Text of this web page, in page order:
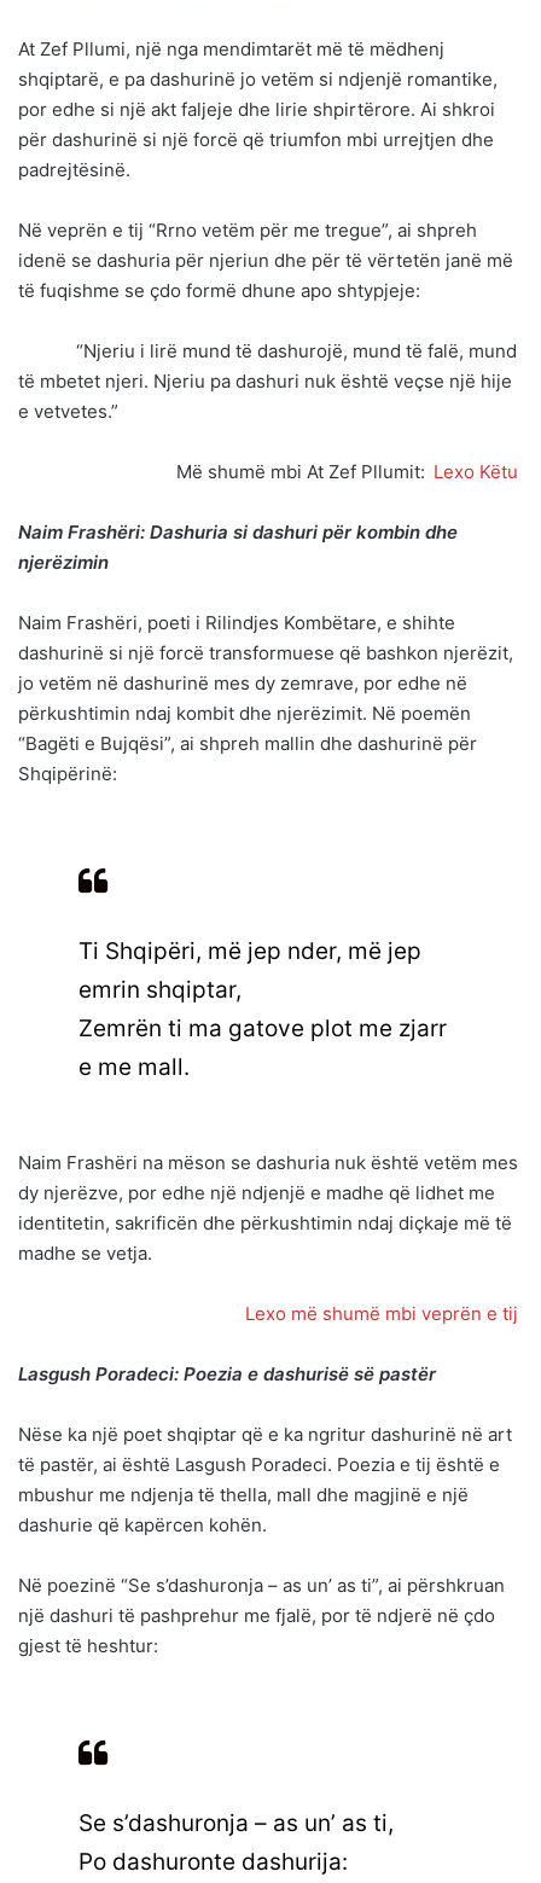
At Zef Pllumi, një nga mendimtarët më të mëdhenj
shqiptarë, e pa dashurinë jo vetëm si ndjenjë romantike,
por edhe si një akt faljeje dhe lirie shpirtërore. Ai shkroi
për dashurinë si një forcë që triumfon mbi urrejtjen dhe
padrejtësinë.
Në veprën e tij “Rrno vetëm për me tregue”, ai shpreh
idenë se dashuria për njeriun dhe për të vërtetën janë më
të fuqishme se çdo formë dhune apo shtypjeje:
“Njeriu i lirë mund të dashurojë, mund të falë, mund
të mbetet njeri. Njeriu pa dashuri nuk është veçse një hije
e vetvetes.”
Më shumë mbi At Zef Pllumit: Lexo Këtu
Naim Frashëri: Dashuria si dashuri për kombin dhe
njerëzimin
Naim Frashëri, poeti i Rilindjes Kombëtare, e shihte
dashurinë si një forcë transformuese që bashkon njerëzit,
jo vetëm në dashurinë mes dy zemrave, por edhe në
përkushtimin ndaj kombit dhe njerëzimit. Në poemën
“Bagëti e Bujqësi”, ai shpreh mallin dhe dashurinë për
Shqipërinë:
Ti Shqipëri, më jep nder, më jep
emrin shqiptar,
Zemrën ti ma gatove plot me zjarr
e me mall.
Naim Frashëri na mëson se dashuria nuk është vetëm mes
dy njerëzve, por edhe një ndjenjë e madhe që lidhet me
identitetin, sakrificën dhe përkushtimin ndaj diçkaje më të
madhe se vetja.
Lexo më shumë mbi veprën e tij
Lasgush Poradeci: Poezia e dashurisë së pastër
Nëse ka një poet shqiptar që e ka ngritur dashurinë në art
të pastër, ai është Lasgush Poradeci. Poezia e tij është e
mbushur me ndjenja të thella, mall dhe magjinë e një
dashurie që kapërcen kohën.
Në poezinë “Se s’dashuronja – as un’ as ti”, ai përshkruan
një dashuri të pashprehur me fjalë, por të ndjerë në çdo
gjest të heshtur:
Se s’dashuronja – as un’ as ti,
Po dashuronte dashurija: